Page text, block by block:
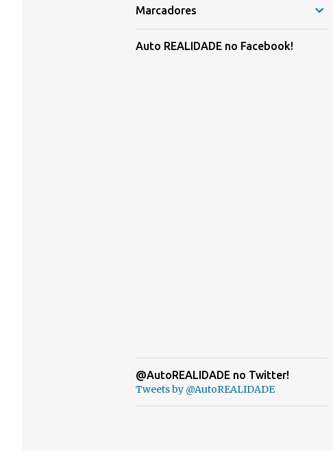
Marcadores
Auto REALIDADE no Facebook!
@AutoREALIDADE no Twitter!
Tweets by @AutoREALIDADE